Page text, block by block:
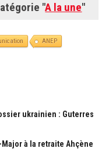
"A la une"
ANEP
ukrainien : Guterres
à la retraite Ahçène